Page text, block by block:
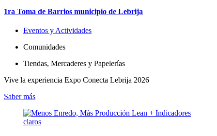
1ra Toma de Barrios municipio de Lebrija
Eventos y Actividades
Comunidades
Tiendas, Mercaderes y Papelerías
Vive la experiencia Expo Conecta Lebrija 2026
Saber más